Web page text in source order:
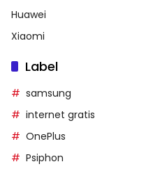
Huawei
Xiaomi
Label
samsung
internet gratis
OnePlus
Psiphon